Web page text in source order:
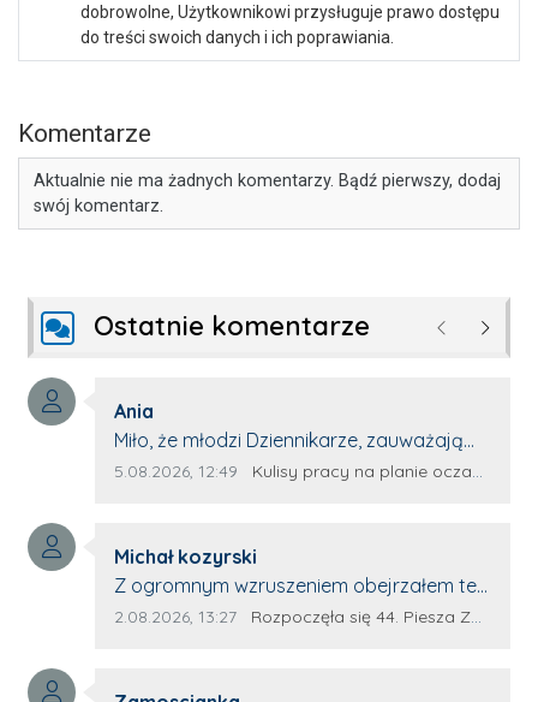
dobrowolne, Użytkownikowi przysługuje prawo dostępu
do treści swoich danych i ich poprawiania.
Komentarze
Aktualnie nie ma żadnych komentarzy. Bądź pierwszy, dodaj
swój komentarz.
Ostatnie komentarze Poprzednie
Autor komentarza:
Ania
Treść komentarza:
Miło, że młodzi Dziennikarze, zauważają
młode talenty, które dopiero wkraczają
z nim wywiad, który przeprowadzi Pan
Artur.
Data dodania komentarza:
5.08.2026, 12:49 Źródło komentarza:
Kulisy pracy na planie oczami młodego filmowca
Autor komentarza:
Michał kozyrski
Treść komentarza:
Z ogromnym wzruszeniem obejrzałem ten
materiał. ❤️ Jestem naprawdę dumny z
Data dodania komentarza:
2.08.2026, 13:27 Źródło komentarza:
Rozpoczęła się 44. Piesza Zamojsko-Lubaczowska Pielgrzymka na Jasną Górę!